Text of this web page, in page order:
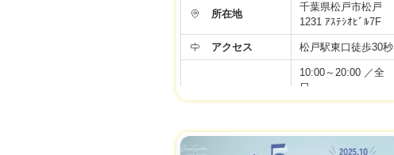
所在地
千葉県松戸市松戸
1231 ｱｽﾃｼｵﾋﾞﾙ7F
アクセス 松戸駅東口徒歩30秒
10:00～20:00 ／全
日
10:00〜19:00／アカ